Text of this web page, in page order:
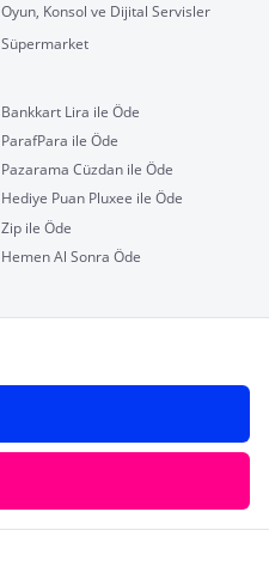
Oyun, Konsol ve Dijital Servisler
Süpermarket
Bankkart Lira ile Öde
ParafPara ile Öde
Pazarama Cüzdan ile Öde
Hediye Puan Pluxee ile Öde
Zip ile Öde
Hemen Al Sonra Öde